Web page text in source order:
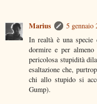
Marius
5 gennaio
In realtà è una
dormire e per
pericolosa stupidità
esaltazione che,
chi allo stupido si
Gump).